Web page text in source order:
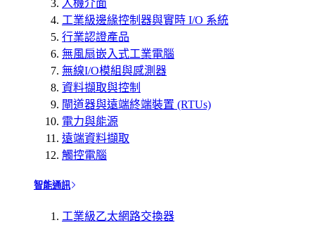
人機介面
工業級邊緣控制器與實時 I/O 系統
行業認證產品
無風扇嵌入式工業電腦
無線I/O模組與感測器
資料擷取與控制
閘道器與遠端終端裝置 (RTUs)
電力與能源
遠端資料擷取
觸控電腦
智能通訊
工業級乙太網路交換器